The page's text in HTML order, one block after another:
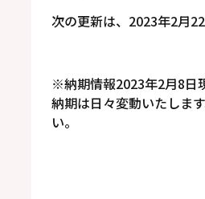
次の更新は、2023年2月22
※納期情報2023年2月8日
納期は日々変動いたしま
い。